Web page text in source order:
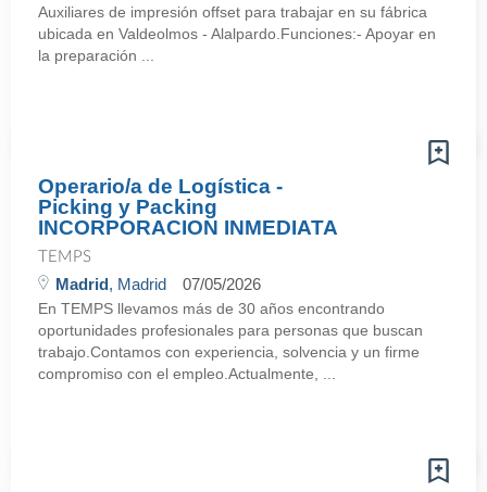
Auxiliares de impresión offset para trabajar en su fábrica
ubicada en Valdeolmos - Alalpardo.Funciones:- Apoyar en
la preparación ...
Operario/a de Logística -
Picking y Packing
INCORPORACION INMEDIATA
TEMPS
Madrid, Madrid 07/05/2026
En TEMPS llevamos más de 30 años encontrando
oportunidades profesionales para personas que buscan
trabajo.Contamos con experiencia, solvencia y un firme
compromiso con el empleo.Actualmente, ...